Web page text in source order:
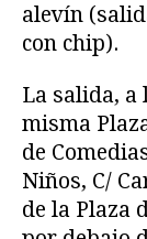
alevín
con chip).
La salida, a
misma
de
Niños, C/
de la Plaza